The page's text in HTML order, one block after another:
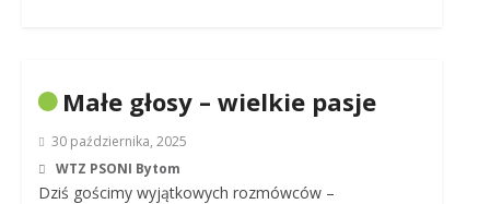
Małe głosy – wielkie pasje
30 października, 2025
WTZ PSONI Bytom
Dziś gościmy wyjątkowych rozmówców –